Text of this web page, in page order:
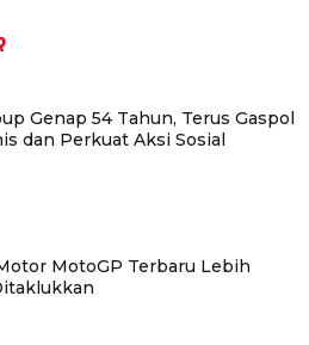
Genap 54 Tahun, Terus Gaspol
dan Perkuat Aksi Sosial
MotoGP Terbaru Lebih